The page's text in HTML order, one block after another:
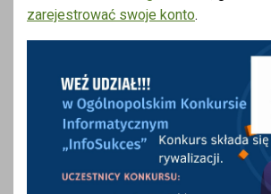
zarejestrować swoje konto.